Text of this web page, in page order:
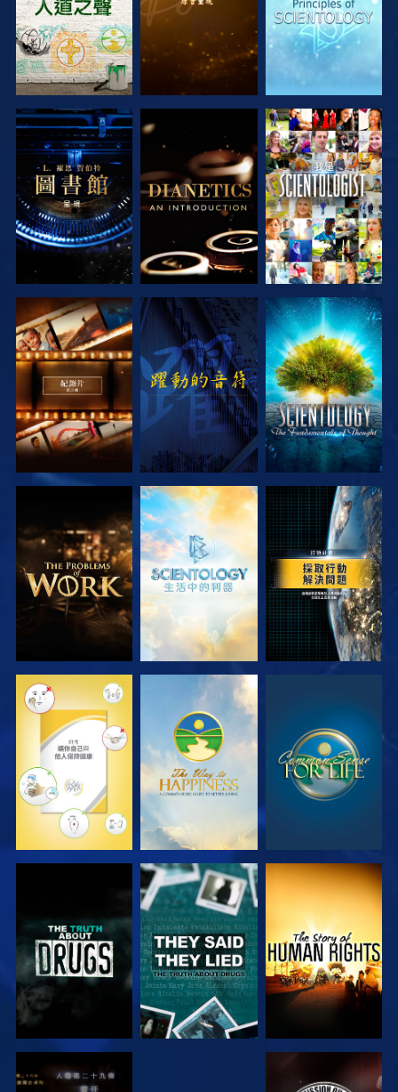
探索系列節目 探索系列節目 觀看
探索系列節目 觀看 探索系列節目
探索系列節目 探索系列節目 觀看
觀看 觀看 觀看
觀看 觀看 觀看